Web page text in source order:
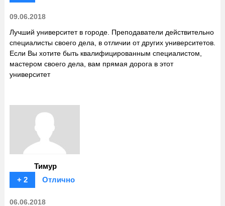
09.06.2018
Лучший университет в городе. Преподаватели действительно
специалисты своего дела, в отличии от других университетов.
Если Вы хотите быть квалифицированным специалистом,
мастером своего дела, вам прямая дорога в этот
университет
Тимур
+ 2
Отлично
06.06.2018